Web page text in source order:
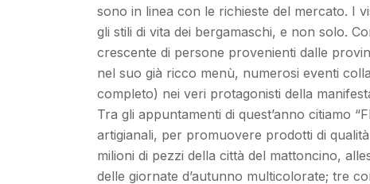
sono in linea con le richieste del mercato. I
gli stili di vita dei bergamaschi, e non solo.
crescente di persone provenienti dalle
nel suo già ricco menù, numerosi eventi
completo) nei veri protagonisti della
Tra gli appuntamenti di quest’anno citiamo
artigianali, per promuovere prodotti di
milioni di pezzi della città del mattoncino,
delle giornate d’autunno multicolorate; tre